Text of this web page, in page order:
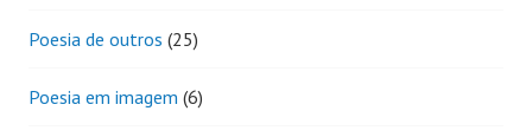
Poesia de outros (25)
Poesia em imagem (6)